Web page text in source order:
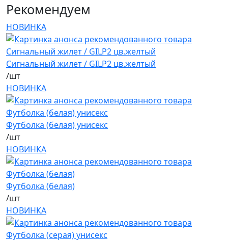
Рекомендуем
НОВИНКА
Сигнальный жилет / GILP2 цв.желтый
/шт
НОВИНКА
Футболка (белая) унисекс
/шт
НОВИНКА
Футболка (белая)
/шт
НОВИНКА